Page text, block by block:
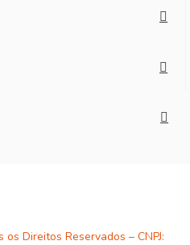
Direitos Reservados – CNPJ: